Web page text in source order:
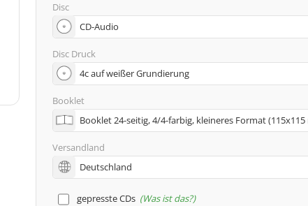
Disc
Disc Druck
Booklet
Versandland
gepresste CDs Was ist das?